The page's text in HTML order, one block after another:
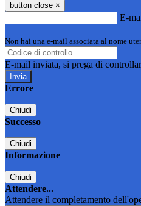
button close ×
E-
Non hai una e-mail associata al nome
E-mail inviata, si prega di
Errore
Chiudi
Successo
Chiudi
Informazione
Chiudi
Attendere...
Attendere il completamento